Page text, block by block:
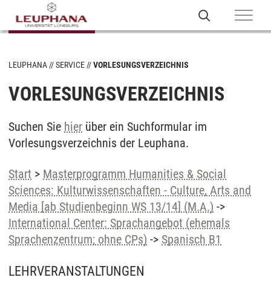
LEUPHANA SERVICE VORLESUNGSVERZEICHNIS
VORLESUNGSVERZEICHNIS
Suchen Sie hier über ein Suchformular im
Vorlesungsverzeichnis der Leuphana.
Start > Masterprogramm Humanities & Social
Sciences: Kulturwissenschaften - Culture, Arts and
Media [ab Studienbeginn WS 13/14] (M.A.) ->
International Center: Sprachangebot (ehemals
Sprachenzentrum; ohne CPs) -> Spanisch B1
LEHRVERANSTALTUNGEN